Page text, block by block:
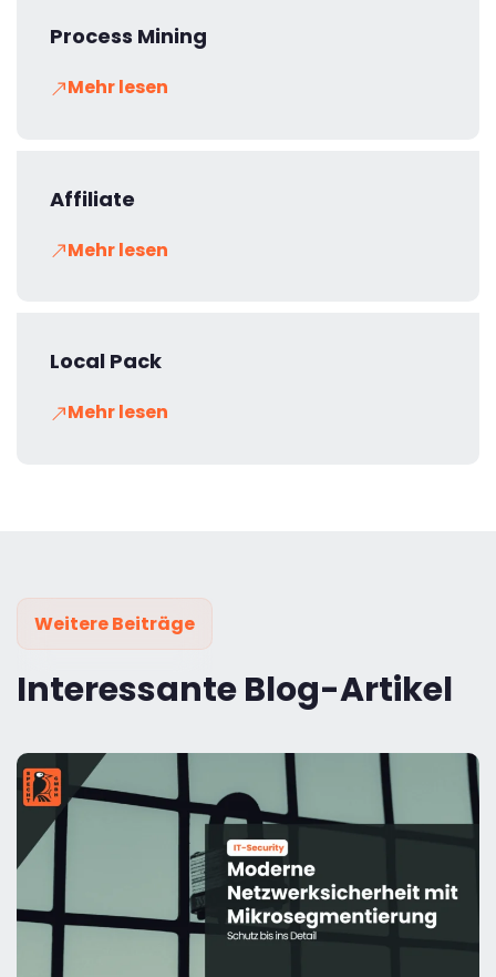
Process Mining
Mehr lesen
Affiliate
Mehr lesen
Local Pack
Mehr lesen
Weitere Beiträge
Interessante Blog-Artikel